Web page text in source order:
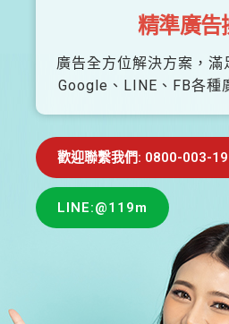
精準廣告
廣告全方位解決方案，滿
Google、LINE、FB各種
歡迎聯繫我們: 0800-003-
LINE:@119m